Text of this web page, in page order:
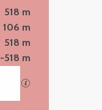
518 m
106 m
518 m
-518 m
Mit GPX / KML-